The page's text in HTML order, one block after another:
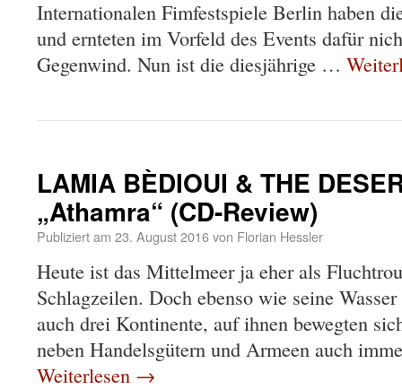
Internationalen Fimfestspiele Berlin haben
und ernteten im Vorfeld des Events dafür
Gegenwind. Nun ist die diesjährige …
LAMIA BÈDIOUI & THE
„Athamra“ (CD-Review)
Publiziert am 23. August 2016von Florian Hessler
Heute ist das Mittelmeer ja eher als
Schlagzeilen. Doch ebenso wie seine
auch drei Kontinente, auf ihnen bewegten
neben Handelsgütern und Armeen auch
Weiterlesen →